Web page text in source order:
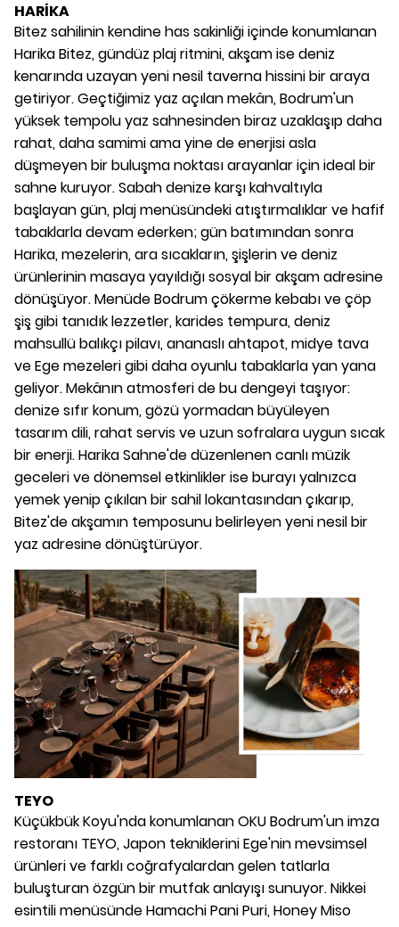
HARİKA
Bitez sahilinin kendine has sakinliği içinde konumlanan
Harika Bitez, gündüz plaj ritmini, akşam ise deniz
kenarında uzayan yeni nesil taverna hissini bir araya
getiriyor. Geçtiğimiz yaz açılan mekân, Bodrum'un
yüksek tempolu yaz sahnesinden biraz uzaklaşıp daha
rahat, daha samimi ama yine de enerjisi asla
düşmeyen bir buluşma noktası arayanlar için ideal bir
sahne kuruyor. Sabah denize karşı kahvaltıyla
başlayan gün, plaj menüsündeki atıştırmalıklar ve hafif
tabaklarla devam ederken; gün batımından sonra
Harika, mezelerin, ara sıcakların, şişlerin ve deniz
ürünlerinin masaya yayıldığı sosyal bir akşam adresine
dönüşüyor. Menüde Bodrum çökerme kebabı ve çöp
şiş gibi tanıdık lezzetler, karides tempura, deniz
mahsullü balıkçı pilavı, ananaslı ahtapot, midye tava
ve Ege mezeleri gibi daha oyunlu tabaklarla yan yana
geliyor. Mekânın atmosferi de bu dengeyi taşıyor:
denize sıfır konum, gözü yormadan büyüleyen
tasarım dili, rahat servis ve uzun sofralara uygun sıcak
bir enerji. Harika Sahne'de düzenlenen canlı müzik
geceleri ve dönemsel etkinlikler ise burayı yalnızca
yemek yenip çıkılan bir sahil lokantasından çıkarıp,
Bitez'de akşamın temposunu belirleyen yeni nesil bir
yaz adresine dönüştürüyor.
TEYO
Küçükbük Koyu'nda konumlanan OKU Bodrum'un imza
restoranı TEYO, Japon tekniklerini Ege'nin mevsimsel
ürünleri ve farklı coğrafyalardan gelen tatlarla
buluşturan özgün bir mutfak anlayışı sunuyor. Nikkei
esintili menüsünde Hamachi Pani Puri, Honey Miso